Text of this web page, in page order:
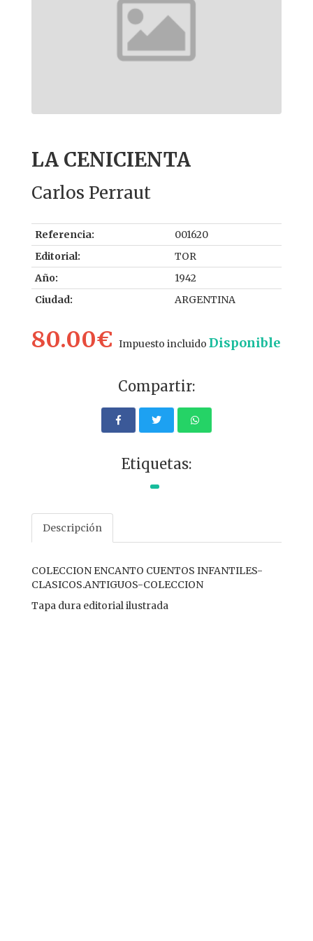
LA CENICIENTA
Carlos Perraut
Referencia:
001620
Editorial:
TOR
Año:
1942
Ciudad:
ARGENTINA
80.00€ Impuesto incluido Disponible
Compartir:
Etiquetas:
Descripción
COLECCION ENCANTO CUENTOS INFANTILES-
CLASICOS.ANTIGUOS-COLECCION
Tapa dura editorial ilustrada